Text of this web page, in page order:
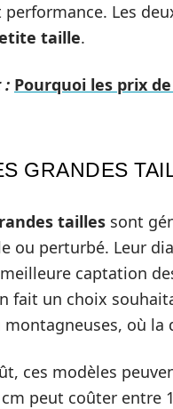
Les
taille.
: Pourquoi les prix
GRANDES
tailles sont
ou perturbé. Leur
captation
fait un choix
montagneuses, où
ces modèles
peut coûter entre